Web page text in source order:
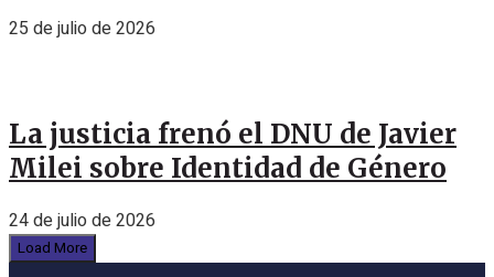
25 de julio de 2026
La justicia frenó el DNU de Javier
Milei sobre Identidad de Género
24 de julio de 2026
Load More